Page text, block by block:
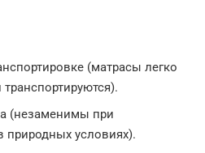
(матрасы легко
(незаменимы при
природных условиях).